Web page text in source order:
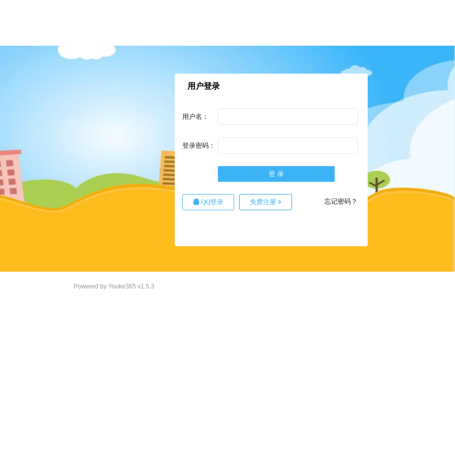
用户登录
用户名：
登录密码：
QQ登录 免费注册 忘记密码？
Powered by Youke365 v1.5.3